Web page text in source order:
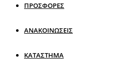
ΠΡΟΣΦΟΡΕΣ
ΑΝΑΚΟΙΝΩΣΕΙΣ
ΚΑΤΑΣΤΗΜΑ